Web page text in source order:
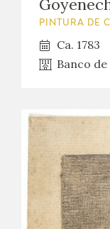
CATÁLOGO
PREMIO ARAGÓN
EDICIONES
PUBLICACIONES
PINTURA DE
Ca. 1783
Banco